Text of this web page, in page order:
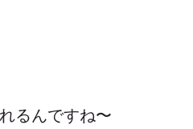
るんですね〜